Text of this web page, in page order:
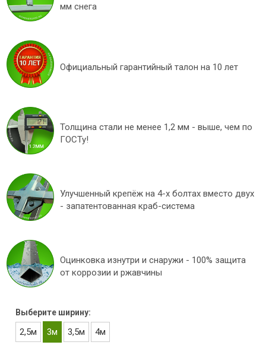
мм снега
Официальный гарантийный талон на 10 лет
Толщина стали не менее 1,2 мм - выше, чем по
ГОСТу!
Улучшенный крепёж на 4-х болтах вместо двух
- запатентованная краб-система
Оцинковка изнутри и снаружи - 100% защита
от коррозии и ржавчины
Выберите ширину:
2,5м 3м 3,5м 4м